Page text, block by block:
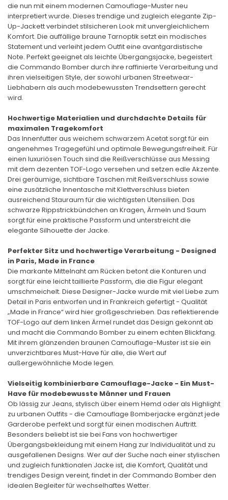
die nun mit einem modernen Camouflage-Muster neu
interpretiert wurde. Dieses trendige und zugleich elegante Zip-
Up-Jackett verbindet stilsicheren Look mit unvergleichlichem
Komfort. Die auffällige braune Tarnoptik setzt ein modisches
Statement und verleiht jedem Outfit eine avantgardistische
Note. Perfekt geeignet als leichte Übergangsjacke, begeistert
die Commando Bomber durch ihre raffinierte Verarbeitung und
ihren vielseitigen Style, der sowohl urbanen Streetwear-
Liebhabern als auch modebewussten Trendsettern gerecht
wird.
Hochwertige Materialien und durchdachte Details für
maximalen Tragekomfort
Das Innenfutter aus weichem schwarzem Acetat sorgt für ein
angenehmes Tragegefühl und optimale Bewegungsfreiheit. Für
einen luxuriösen Touch sind die Reißverschlüsse aus Messing
mit dem dezenten TOF-Logo versehen und setzen edle Akzente.
Drei geräumige, sichtbare Taschen mit Reißverschluss sowie
eine zusätzliche Innentasche mit Klettverschluss bieten
ausreichend Stauraum für die wichtigsten Utensilien. Das
schwarze Rippstrickbündchen an Kragen, Ärmeln und Saum
sorgt für eine praktische Passform und unterstreicht die
elegante Silhouette der Jacke.
Perfekter Sitz und hochwertige Verarbeitung - Designed
in Paris, Made in France
Die markante Mittelnaht am Rücken betont die Konturen und
sorgt für eine leicht taillierte Passform, die die Figur elegant
umschmeichelt. Diese Designer-Jacke wurde mit viel Liebe zum
Detail in Paris entworfen und in Frankreich gefertigt - Qualität
„Made in France“ wird hier großgeschrieben. Das reflektierende
TOF-Logo auf dem linken Ärmel rundet das Design gekonnt ab
und macht die Commando Bomber zu einem echten Blickfang.
Mit ihrem glänzenden braunen Camouflage-Muster ist sie ein
unverzichtbares Must-Have für alle, die Wert auf
außergewöhnliche Mode legen.
Vielseitig kombinierbare Camouflage-Jacke - Ein Must-
Have für modebewusste Männer und Frauen
Ob lässig zur Jeans, stylisch über einem Hemd oder als Highlight
zu urbanen Outfits - die Camouflage Bomberjacke ergänzt jede
Garderobe perfekt und sorgt für einen modischen Auftritt.
Besonders beliebt ist sie bei Fans von hochwertiger
Übergangsbekleidung mit einem Hang zur Individualität und zu
ausgefallenen Designs. Wer auf der Suche nach einer stylischen
und zugleich funktionalen Jacke ist, die Komfort, Qualität und
trendiges Design vereint, findet in der Commando Bomber den
idealen Begleiter für wechselhaftes Wetter.